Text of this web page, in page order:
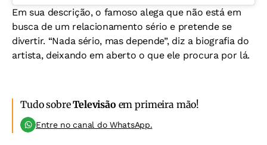
Em sua descrição, o famoso alega que não está em
busca de um relacionamento sério e pretende se
divertir. “Nada sério, mas depende”, diz a biografia do
artista, deixando em aberto o que ele procura por lá.
Tudo sobreTelevisão em primeira mão!
Entre no canal do WhatsApp.